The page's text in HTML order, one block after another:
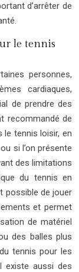
d’arrêter de
le tennis
personnes,
cardiaques,
de prendre des
recommandé de
le tennis loisir, en
si l’on présente
des limitations
du tennis en
possible de jouer
et permet
de matériel
des balles plus
tennis pour les
existe aussi des